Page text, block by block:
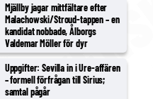
Mjällby jagar mittfältare efter
Malachowski/Stroud-tappen – en
kandidat nobbade, Ålborgs
Valdemar Möller för dyr
Uppgifter: Sevilla in i Ure-affären
– formell förfrågan till Sirius;
samtal pågår